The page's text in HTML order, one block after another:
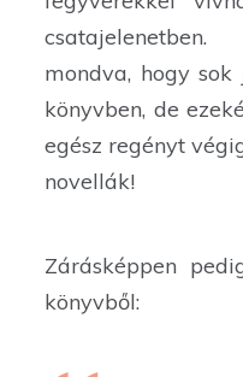
mondva, hogy
könyvben, de
egész regényt
novellák!
Zárásképpen
könyvből: